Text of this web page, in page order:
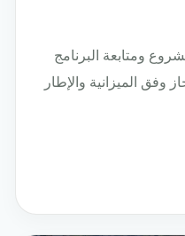
ومتابعة البرنامج
وفق الميزانية والإطار